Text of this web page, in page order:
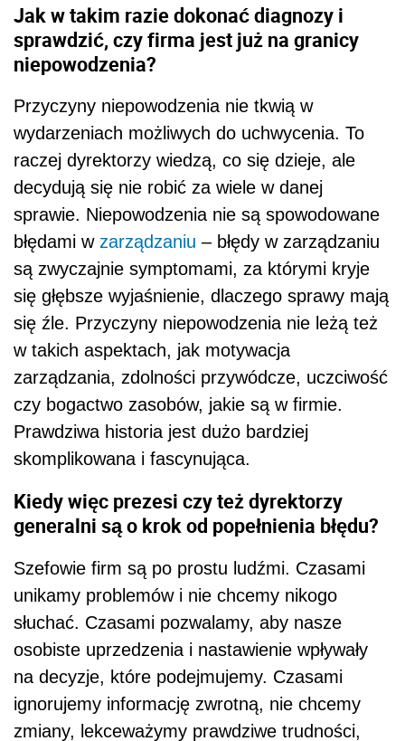
Jak w takim razie dokonać diagnozy i
sprawdzić, czy firma jest już na granicy
niepowodzenia?
Przyczyny niepowodzenia nie tkwią w
wydarzeniach możliwych do uchwycenia. To
raczej dyrektorzy wiedzą, co się dzieje, ale
decydują się nie robić za wiele w danej
sprawie. Niepowodzenia nie są spowodowane
błędami w zarządzaniu – błędy w zarządzaniu
są zwyczajnie symptomami, za którymi kryje
się głębsze wyjaśnienie, dlaczego sprawy mają
się źle. Przyczyny niepowodzenia nie leżą też
w takich aspektach, jak motywacja
zarządzania, zdolności przywódcze, uczciwość
czy bogactwo zasobów, jakie są w firmie.
Prawdziwa historia jest dużo bardziej
skomplikowana i fascynująca.
Kiedy więc prezesi czy też dyrektorzy
generalni są o krok od popełnienia błędu?
Szefowie firm są po prostu ludźmi. Czasami
unikamy problemów i nie chcemy nikogo
słuchać. Czasami pozwalamy, aby nasze
osobiste uprzedzenia i nastawienie wpływały
na decyzje, które podejmujemy. Czasami
ignorujemy informację zwrotną, nie chcemy
zmiany, lekceważymy prawdziwe trudności,